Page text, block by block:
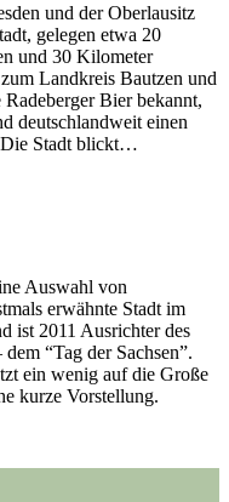
und der Oberlausitz
gelegen etwa 20
und 30 Kilometer
Landkreis Bautzen und
Bier bekannt,
deutschlandweit einen
Die Stadt blickt…
Auswahl von
erwähnte Stadt im
ist 2011 Ausrichter des
“Tag der Sachsen”.
ein wenig auf die Große
kurze Vorstellung.